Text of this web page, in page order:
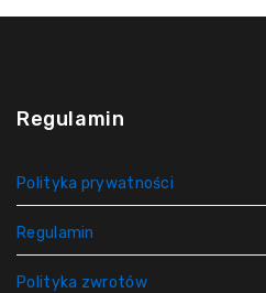
Regulamin
Polityka prywatności
Regulamin
Polityka zwrotów